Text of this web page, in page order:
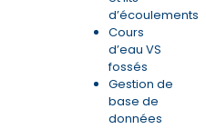
d’écoulements
Cours
d’eau VS
fossés
Gestion de
base de
données